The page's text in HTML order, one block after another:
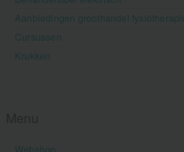
Aanbiedingen groothandel
Cursussen
Krukken
Webshop